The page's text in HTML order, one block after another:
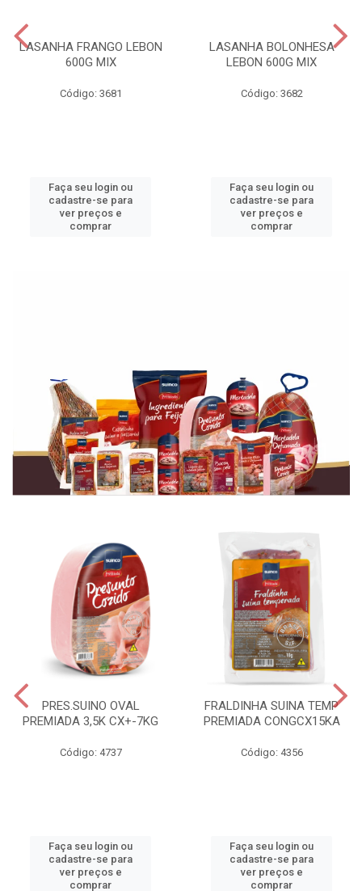
LASANHA FRANGO LEBON
600G MIX
Código: 3681
Faça seu login ou
cadastre-se para
ver preços e
comprar
LASANHA BOLONHESA
LEBON 600G MIX
Código: 3682
Faça seu login ou
cadastre-se para
ver preços e
comprar
PRES.SUINO OVAL
PREMIADA 3,5K CX+-7KG
Código: 4737
Faça seu login ou
cadastre-se para
ver preços e
comprar
FRALDINHA SUINA TEMP
PREMIADA CONGCX15KA
Código: 4356
Faça seu login ou
cadastre-se para
ver preços e
comprar